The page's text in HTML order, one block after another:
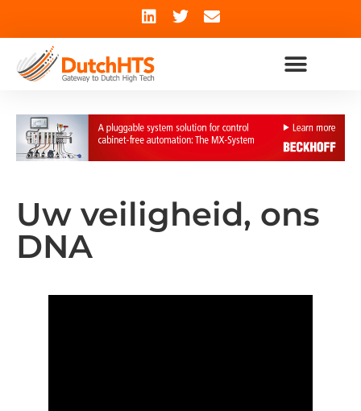
Uw veiligheid, ons
DNA